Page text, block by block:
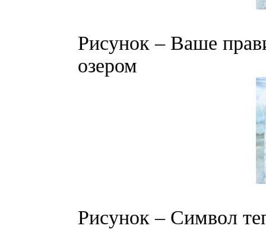
Рисунок – Ваше
озером
Рисунок – Символ